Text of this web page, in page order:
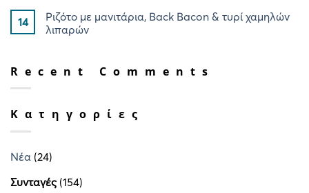
14
Ριζότο με μανιτάρια, Back Bacon & τυρί χαμηλών
λιπαρών
Recent Comments
Kατηγορίες
Νέα (24)
Συνταγές(154)